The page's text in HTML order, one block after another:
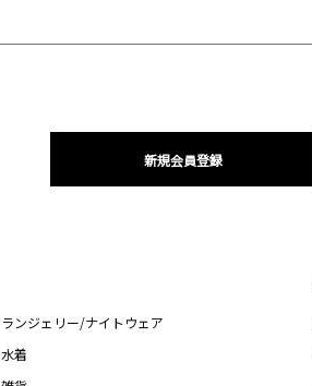
新規会員登録
ランジェリー/ナイトウェア
水着